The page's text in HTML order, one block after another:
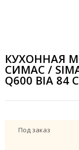
КУХОННАЯ
СИМАС /
Q600 BIA 84
Под заказ